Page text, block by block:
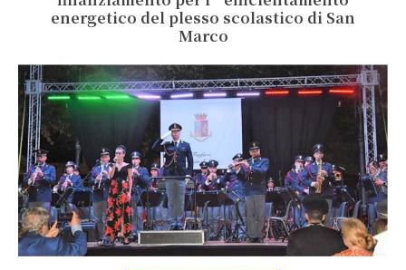
energetico del plesso scolastico di San
Marco